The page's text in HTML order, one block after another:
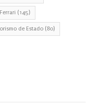
(145)
de Estado (80)